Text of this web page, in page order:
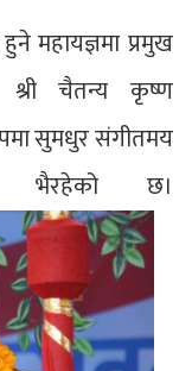
महायज्ञमा प्रमुख
चैतन्य कृष्ण
सुमधुर संगीतमय
भैरहेको छ।